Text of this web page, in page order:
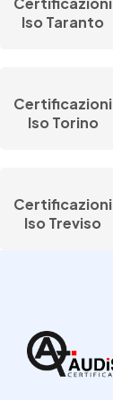
Iso Taranto
Certificazioni
Iso Torino
Certificazioni
Iso Treviso